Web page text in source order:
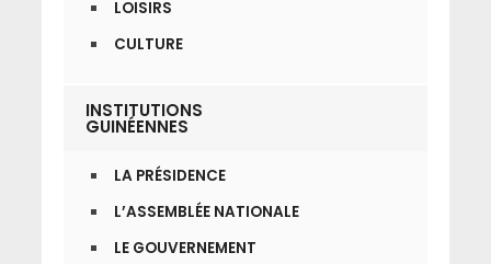
LOISIRS
CULTURE
INSTITUTIONS
GUINÉENNES
LA PRÉSIDENCE
L’ASSEMBLÉE NATIONALE
LE GOUVERNEMENT